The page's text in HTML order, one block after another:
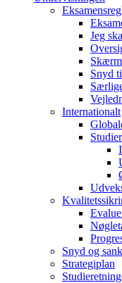
Jeg
Snyd
Internationalt
Snyd og
Strategiplan